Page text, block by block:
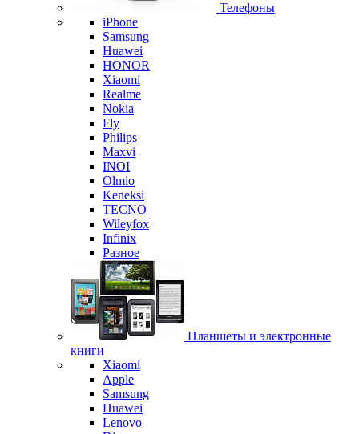
Телефоны
iPhone
Samsung
Huawei
HONOR
Xiaomi
Realme
Nokia
Fly
Philips
Maxvi
INOI
Olmio
Keneksi
TECNO
Wileyfox
Infinix
Разное
Планшеты и электронные
книги
Xiaomi
Apple
Samsung
Huawei
Lenovo